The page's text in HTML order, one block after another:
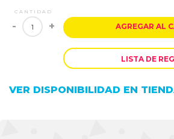
CANTIDAD
- + AGREGAR AL
LISTA DE
VER DISPONIBILIDAD EN